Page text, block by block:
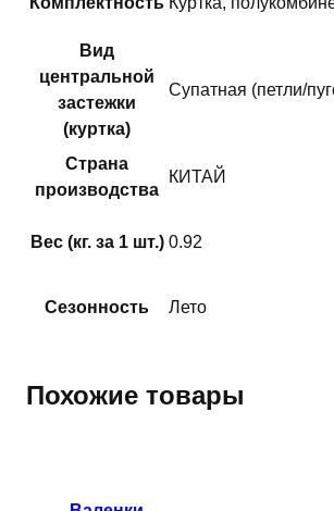
Вид
центральной
застежки
(куртка)
Супатная (петли/
Страна
производства
КИТАЙ
Вес (кг. за 1 шт.) 0.92
Сезонность Лето
Похожие товары
имеет